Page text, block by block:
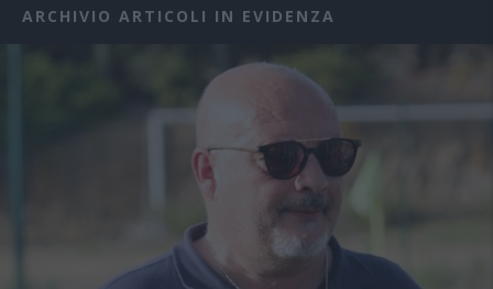
ARCHIVIO ARTICOLI IN EVIDENZA